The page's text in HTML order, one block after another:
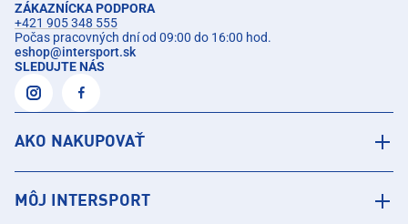
ZÁKAZNÍCKA PODPORA
+421 905 348 555
Počas pracovných dní od 09:00 do 16:00 hod.
eshop@intersport.sk
SLEDUJTE NÁS
AKO NAKUPOVAŤ
MÔJ INTERSPORT